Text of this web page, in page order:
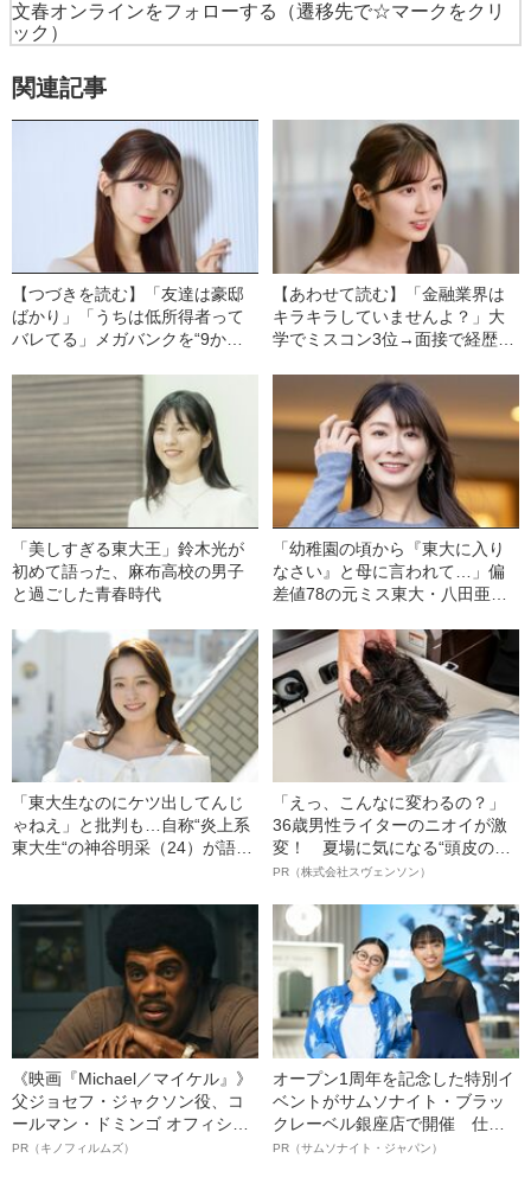
文春オンラインをフォローする
（遷移先で☆マークをクリ
ック）
関連記事
【つづきを読む】「友達は豪邸
ばかり」「うちは低所得者って
バレてる」メガバンクを“9か月
ンモデル（23）が明かす“幼少期
の劣等感”
【あわせて読む】「金融業界は
キラキラしていませんよ？」大
学でミスコン3位→面接で経歴が
デル（23）が明かす“就活中に感
じた偏見”
「美しすぎる東大王」鈴木光が
初めて語った、麻布高校の男子
と過ごした青春時代
「幼稚園の頃から『東大に入り
なさい』と母に言われて…」偏
差値78の元ミス東大・八田亜矢
った”子ども時代
「東大生なのにケツ出してんじ
ゃねえ」と批判も…自称“炎上系
東大生“の神谷明采（24）が語
「えっ、こんなに変わるの？」
36歳男性ライターのニオイが激
変！ 夏場に気になる“頭皮のニ
オイ”や“ベタつき”を解消す
ト”が生み出した徹底ケアとは
PR（株式会社スヴェンソン）
《映画『Michael／マイケル』》
父ジョセフ・ジャクソン役、コ
ールマン・ドミンゴ オフィシャ
ルインタビュー“観客を魅了した
PR（キノフィルムズ）
オープン1周年を記念した特別イ
ベントがサムソナイト・ブラッ
クレーベル銀座店で開催 仕事
も人生も自分らしく～笑顔あふ
PR（サムソナイト・ジャパン）